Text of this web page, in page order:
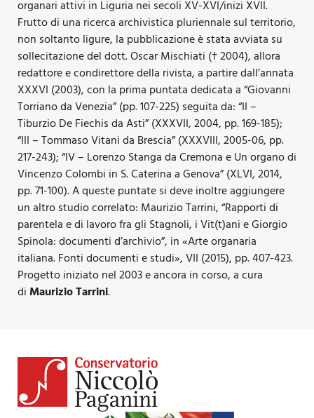
organari attivi in Liguria nei secoli XV-XVI/inizi XVII.
Frutto di una ricerca archivistica pluriennale sul territorio,
non soltanto ligure, la pubblicazione è stata avviata su
sollecitazione del dott. Oscar Mischiati († 2004), allora
redattore e condirettore della rivista, a partire dall’annata
XXXVI (2003), con la prima puntata dedicata a “Giovanni
Torriano da Venezia” (pp. 107-225) seguita da: “II –
Tiburzio De Fiechis da Asti” (XXXVII, 2004, pp. 169-185);
“III – Tommaso Vitani da Brescia” (XXXVIII, 2005-06, pp.
217-243); “IV – Lorenzo Stanga da Cremona e Un organo di
Vincenzo Colombi in S. Caterina a Genova” (XLVI, 2014,
pp. 71-100). A queste puntate si deve inoltre aggiungere
un altro studio correlato: Maurizio Tarrini, “Rapporti di
parentela e di lavoro fra gli Stagnoli, i Vit(t)ani e Giorgio
Spinola: documenti d’archivio”, in «Arte organaria
italiana. Fonti documenti e studi», VII (2015), pp. 407-423.
Progetto iniziato nel 2003 e ancora in corso, a cura
diMaurizio Tarrini.